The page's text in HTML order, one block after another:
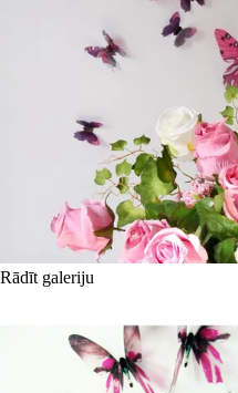
Rādīt galeriju